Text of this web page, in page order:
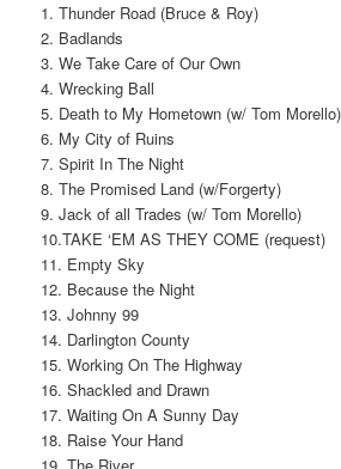
1. Thunder Road (Bruce & Roy)
2. Badlands
3. We Take Care of Our Own
4. Wrecking Ball
5. Death to My Hometown (w/ Tom Morello)
6. My City of Ruins
7. Spirit In The Night
8. The Promised Land (w/Forgerty)
9. Jack of all Trades (w/ Tom Morello)
10.TAKE ‘EM AS THEY COME (request)
11. Empty Sky
12. Because the Night
13. Johnny 99
14. Darlington County
15. Working On The Highway
16. Shackled and Drawn
17. Waiting On A Sunny Day
18. Raise Your Hand